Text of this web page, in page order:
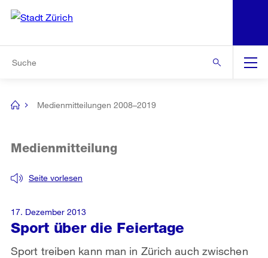
Navigation
[no
Medienmitteilungen 2008–2019
Sport über die Feiertage
Seite vorlesen
Medienmitteilung
Sport treiben kann man in Zürich auch zwischen
17. Dezember 2013